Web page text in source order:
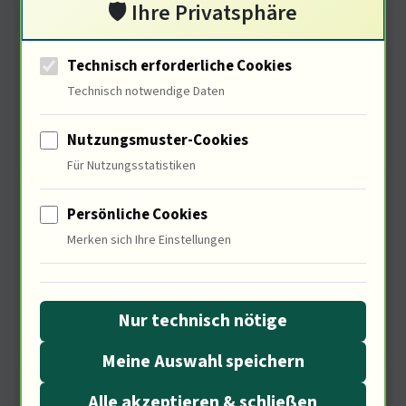
Wahrnehmung der Psyche?
Ökonomische Aspekte der
Filmindustrie
Die Filmindustrie hat enorme
🛡️ Ihre Privatsphäre
Technisch erforderliche Cookies
Technisch notwendige Daten
Nutzungsmuster-Cookies
Für Nutzungsstatistiken
Persönliche Cookies
Merken sich Ihre Einstellungen
Nur technisch nötige
Meine Auswahl speichern